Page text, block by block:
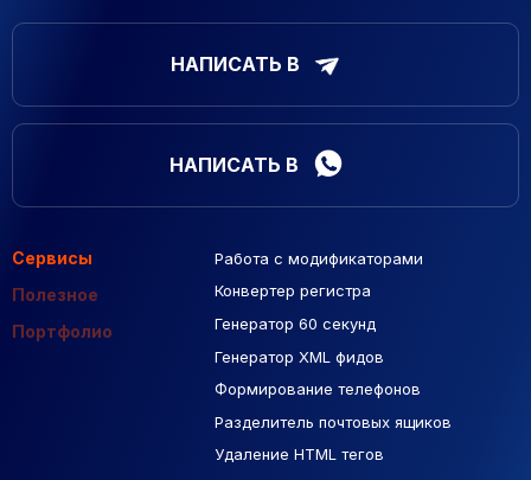
НАПИСАТЬ В
НАПИСАТЬ В
Сервисы
Полезное
Портфолио
Работа с модификаторами
Конвертер регистра
Генератор 60 секунд
Генератор XML фидов
Формирование телефонов
Разделитель почтовых ящиков
Удаление HTML тегов
Подборка сайтов
Макеты Figma
База Яндекс Карты
РСЯ площадки
Созданные сайты
Контекстная реклама